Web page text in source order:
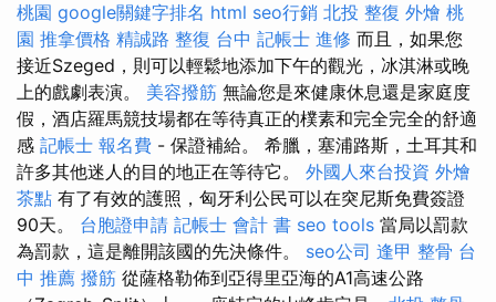
桃園 google關鍵字排名 html seo行銷 北投 整復 外燴 桃
園 推拿價格 精誠路 整復 台中 記帳士 進修 而且，如果您
接近Szeged，則可以輕鬆地添加下午的觀光，冰淇淋或晚
上的戲劇表演。 美容撥筋 無論您是來健康休息還是家庭度
假，酒店羅馬競技場都在等待真正的樸素和完全完全的舒適
感 記帳士 報名費 - 保證補給。 希臘，塞浦路斯，土耳其和
許多其他迷人的目的地正在等待它。 外國人來台投資 外燴
茶點 有了有效的護照，匈牙利公民可以在突尼斯免費簽證
90天。 台胞證申請 記帳士 會計 書 seo tools 當局以罰款
為罰款，這是離開該國的先決條件。 seo公司 逢甲 整骨 台
中 推薦 撥筋 從薩格勒佈到亞得里亞海的A1高速公路